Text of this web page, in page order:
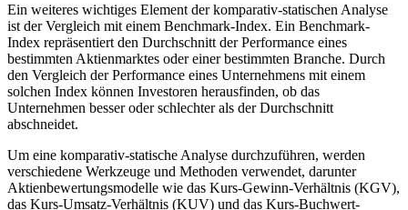
Ein weiteres wichtiges Element der komparativ-statischen Analyse
ist der Vergleich mit einem Benchmark-Index. Ein Benchmark-
Index repräsentiert den Durchschnitt der Performance eines
bestimmten Aktienmarktes oder einer bestimmten Branche. Durch
den Vergleich der Performance eines Unternehmens mit einem
solchen Index können Investoren herausfinden, ob das
Unternehmen besser oder schlechter als der Durchschnitt
abschneidet.
Um eine komparativ-statische Analyse durchzuführen, werden
verschiedene Werkzeuge und Methoden verwendet, darunter
Aktienbewertungsmodelle wie das Kurs-Gewinn-Verhältnis (KGV),
das Kurs-Umsatz-Verhältnis (KUV) und das Kurs-Buchwert-